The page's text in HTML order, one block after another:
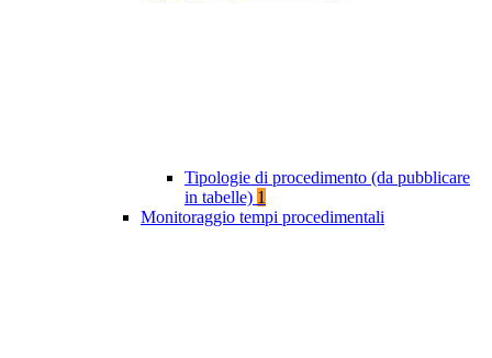
Tipologie di procedimento (da pubblicare
in tabelle) 1
Monitoraggio tempi procedimentali